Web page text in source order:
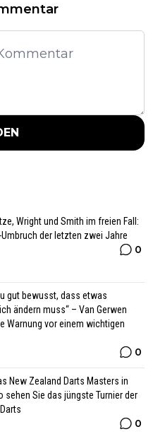
Wright und Smith im freien Fall:
der letzten zwei Jahre
0
gut bewusst, dass etwas
ändern muss“ – Van Gerwen
Warnung vor einem wichtigen
0
New Zealand Darts Masters in
sehen Sie das jüngste Turnier der
0